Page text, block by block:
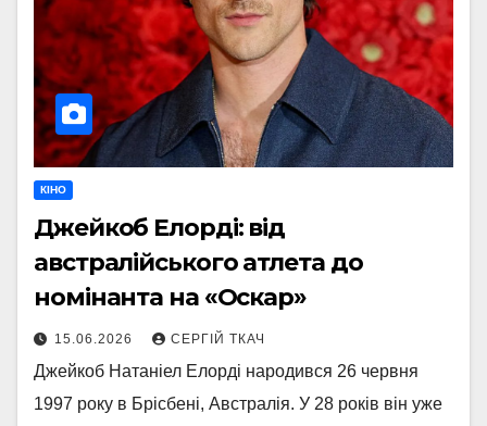
КІНО
Джейкоб Елорді: від
австралійського атлета до
номінанта на «Оскар»
15.06.2026 СЕРГІЙ ТКАЧ
Джейкоб Натаніел Елорді народився 26 червня
1997 року в Брісбені, Австралія. У 28 років він уже